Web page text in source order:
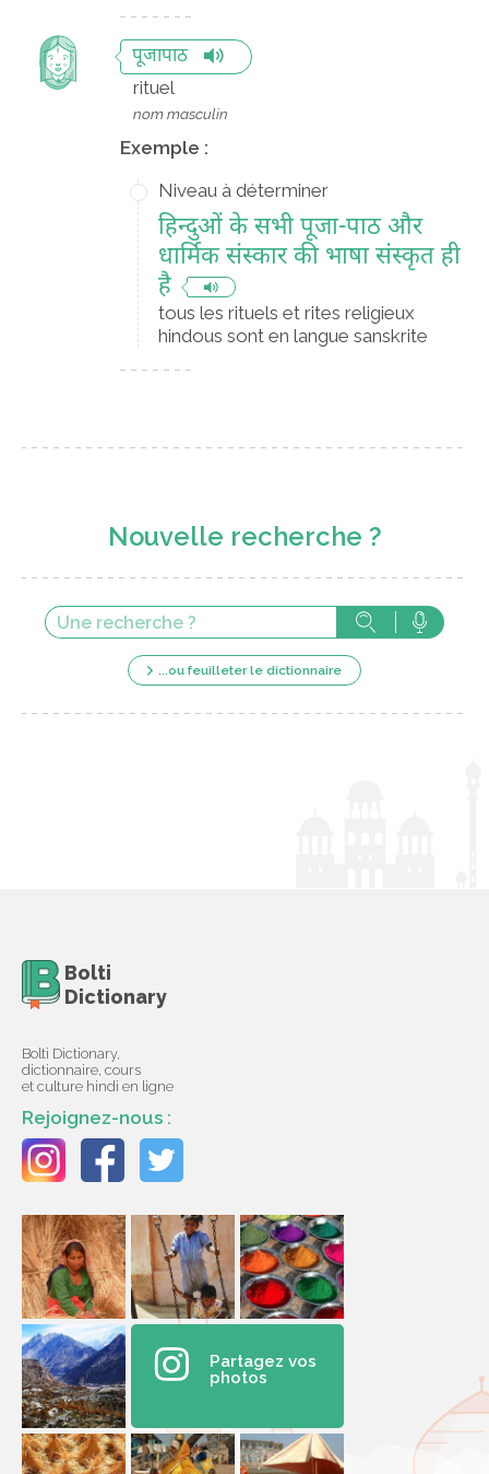
पूजापाठ
rituel
nom masculin
Exemple :
Niveau à déterminer
हिन्दुओं के सभी पूजा-पाठ और
धार्मिक संस्कार की भाषा संस्कृत ही
है
tous les rituels et rites religieux
hindous sont en langue sanskrite
Nouvelle recherche ?
...ou feuilleter le dictionnaire
Bolti
Dictionary
Bolti Dictionary,
dictionnaire, cours
et culture hindi en ligne
Rejoignez-nous :
Partagez vos
photos